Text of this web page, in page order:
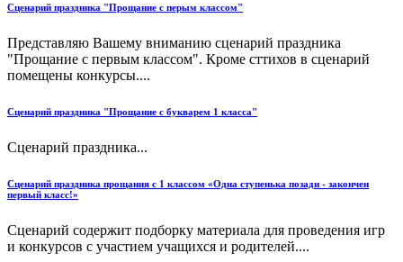
Сценарий праздника "Прощание с перым классом"
Представляю Вашему вниманию сценарий праздника
"Прощание с первым классом". Кроме сттихов в сценарий
помещены конкурсы....
Сценарий праздника "Прощание с букварем 1 класса"
Сценарий праздника...
Сценарий праздника прощания с 1 классом «Одна ступенька позади - закончен
первый класс!»
Сценарий содержит подборку материала для проведения игр
и конкурсов с участием учащихся и родителей....